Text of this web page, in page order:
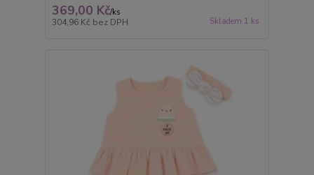
369,00 Kč/ks
304,96 Kč bez DPH Skladem 1 ks